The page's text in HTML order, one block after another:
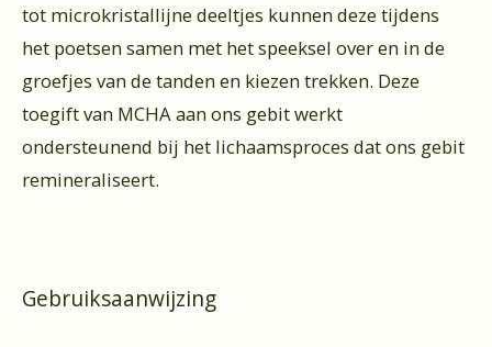
tot microkristallijne deeltjes kunnen deze tijdens
het poetsen samen met het speeksel over en in de
groefjes van de tanden en kiezen trekken. Deze
toegift van MCHA aan ons gebit werkt
ondersteunend bij het lichaamsproces dat ons gebit
remineraliseert.
Gebruiksaanwijzing